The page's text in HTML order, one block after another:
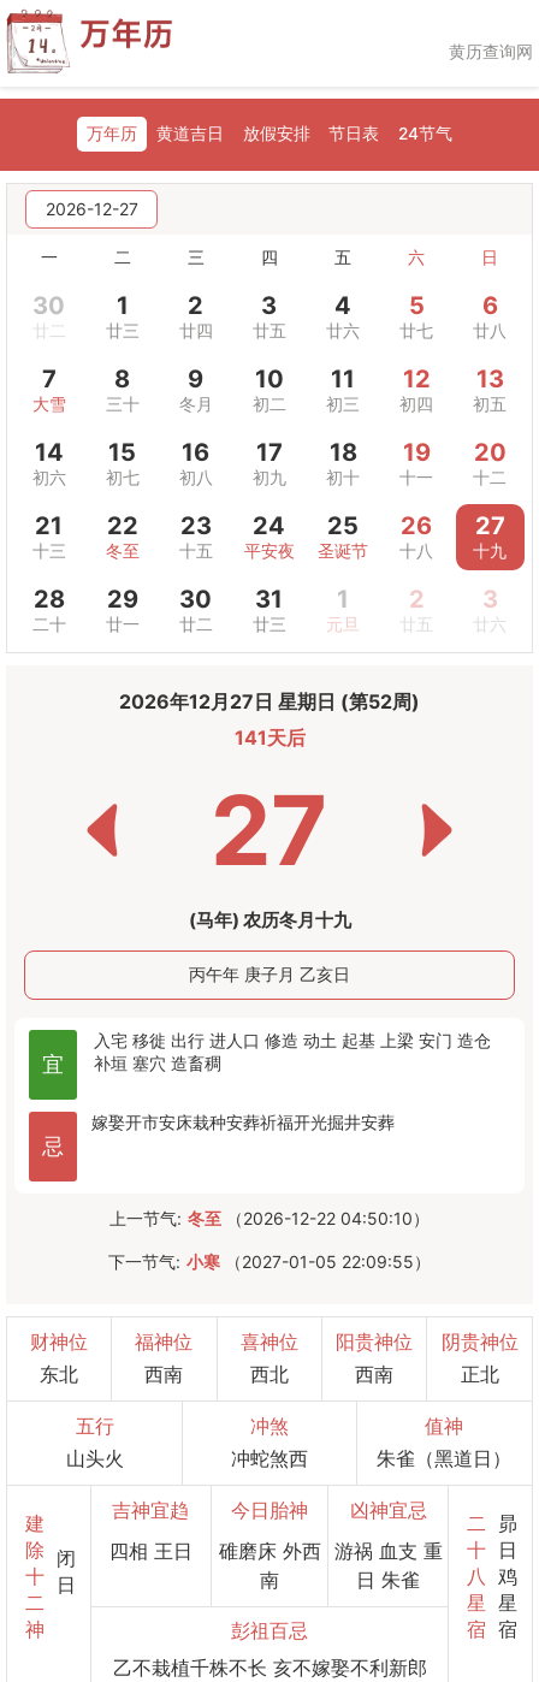
黄历查询网
万年历 黄道吉日 放假安排 节日表 24节气
2026-12-27
一 二 三 四 五 六 日
30 1
廿三
2
廿四
3
廿五
4
廿六
5
廿七
6
廿八
7
大雪
8
三十
9
冬月
10
初二
11
初三
12
初四
13
初五
14
初六
15
初七
16
初八
17
初九
18
初十
19
十一
20
十二
21
十三
22
冬至
23
十五
24
平安夜
25
圣诞节
26
十八
27
十九
28
二十
29
廿一
30
廿二
31
廿三
1
元旦
2
廿五
3
廿六
2026年12月27日 星期日 (第52周)
141天后
27
(马年) 农历冬月十九
丙午年 庚子月 乙亥日
宜
入宅 移徙 出行 进人口 修造 动土 起基 上梁 安门 造仓
补垣 塞穴 造畜稠
忌
嫁娶开市安床栽种安葬祈福开光掘井安葬
上一节气: 冬至 （2026-12-22 04:50:10）
下一节气: 小寒 （2027-01-05 22:09:55）
财神位
东北
福神位
西南
喜神位
西北
阳贵神位
西南
阴贵神位
正北
五行
山头火
冲煞
冲蛇煞西
值神
朱雀（黑道日）
建
除
十
二
神
闭
日
吉神宜趋
四相 王日
今日胎神
碓磨床 外西
南
凶神宜忌
游祸 血支 重
日 朱雀
彭祖百忌
乙不栽植千株不长 亥不嫁娶不利新郎
二
十
八
星
宿
昴
日
鸡
星
宿